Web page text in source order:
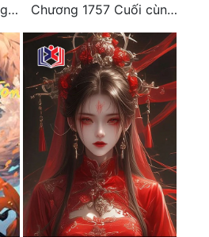
Chương 2531 - Chương cuối
Chương 1757 Cuối cùng được bình tĩnh (hết)